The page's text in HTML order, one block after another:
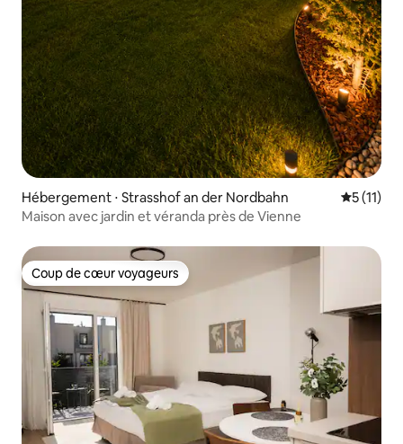
Hébergement ⋅ Strasshof an der Nordbahn
5 (11)
Maison avec jardin et véranda près de Vienne
Coup de cœur voyageurs
Coup de cœur voyageurs